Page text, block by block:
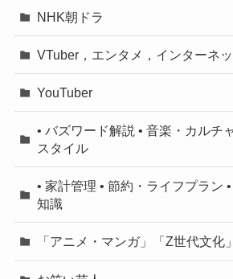
NHK朝ドラ
VTuber，エンタメ，インターネ
YouTuber
• バズワード解説 • 音楽・カルチ
スタイル
• 家計管理 • 節約・ライフプラン
知識
「アニメ・マンガ」「Z世代文化」